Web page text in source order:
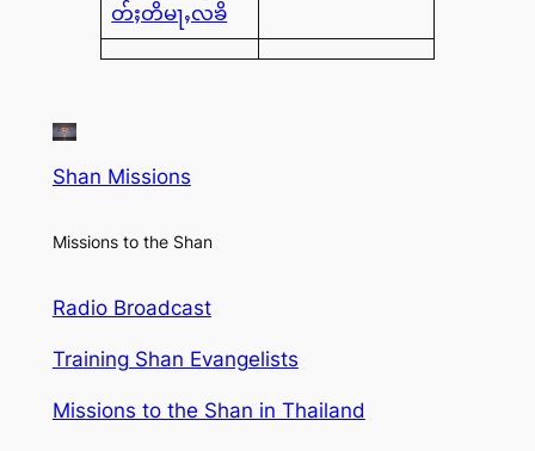
တ်ႈတိမႃႇလၶိ
Shan Missions
Missions to the Shan
Radio Broadcast
Training Shan Evangelists
Missions to the Shan in Thailand